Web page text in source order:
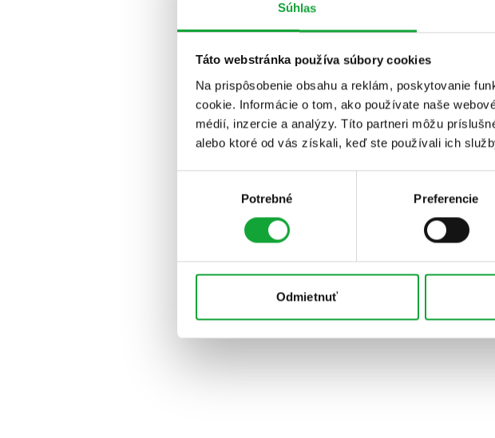
Súhlas
Táto webstránka používa súbory cookies
Na prispôsobenie obsahu a reklám, poskytovanie
cookie. Informácie o tom, ako používate naše
médií, inzercie a analýzy. Títo partneri môžu
alebo ktoré od vás získali, keď ste používali ich
Potrebné Preferencie
Odmietnuť